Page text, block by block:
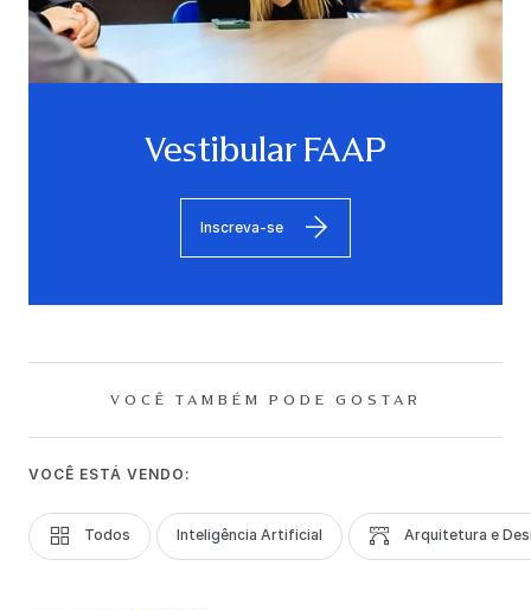
Vestibular FAAP
Inscreva-se
VOCÊ TAMBÉM PODE GOSTAR
VOCÊ ESTÁ VENDO:
Todos Inteligência Artificial Arquitetura e